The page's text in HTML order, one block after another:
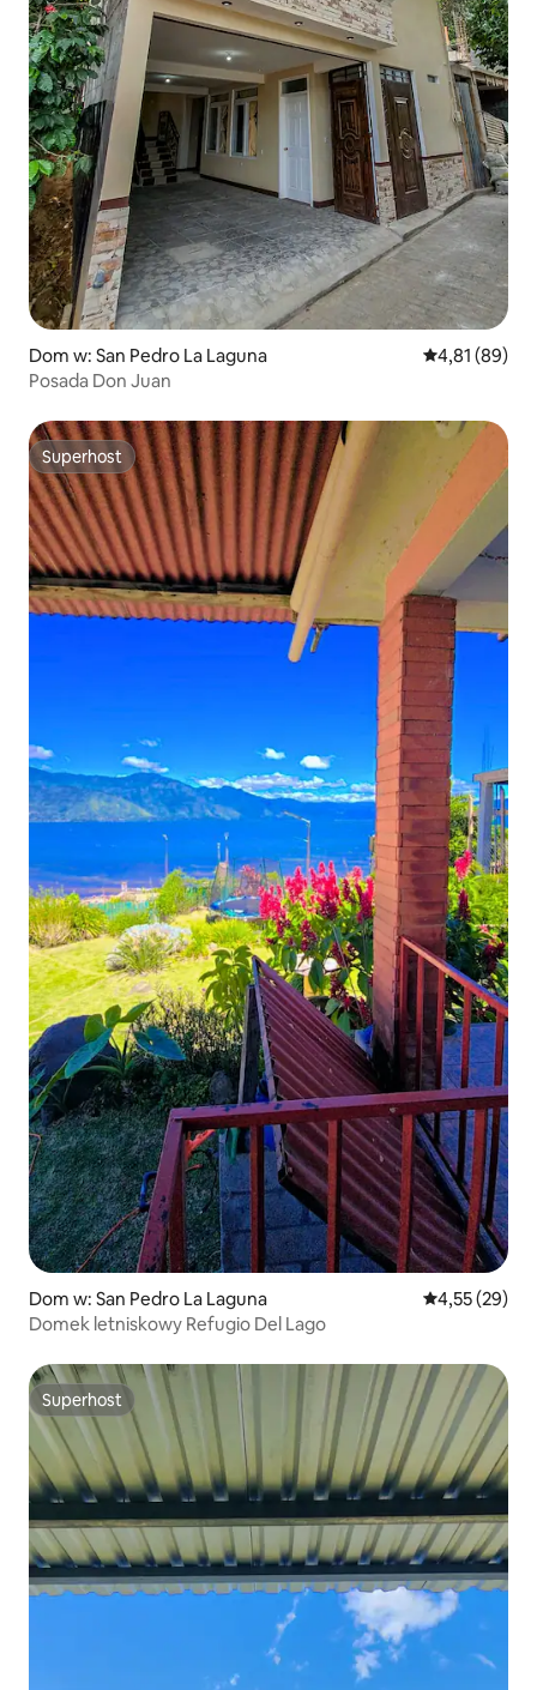
Dom w: San Pedro La Laguna Średnia
4,81 (89)
Posada Don Juan
Superhost
Superhost
Dom w: San Pedro La Laguna Średnia
4,55 (29)
Domek letniskowy Refugio Del Lago
Superhost
Superhost